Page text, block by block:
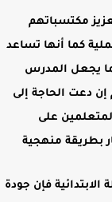
مكتسباتهم
كما أنها تساعد
يجعل المدرس
دعت الحاجة إلى
على
بطريقة منهجية
فإن جودة